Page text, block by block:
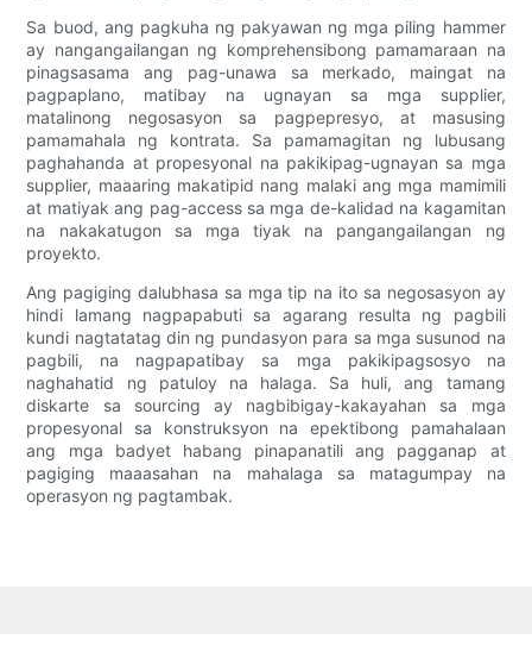
Sa buod, ang pagkuha ng pakyawan ng mga piling hammer
ay nangangailangan ng komprehensibong pamamaraan na
pinagsasama ang pag-unawa sa merkado, maingat na
pagpaplano, matibay na ugnayan sa mga supplier,
matalinong negosasyon sa pagpepresyo, at masusing
pamamahala ng kontrata. Sa pamamagitan ng lubusang
paghahanda at propesyonal na pakikipag-ugnayan sa mga
supplier, maaaring makatipid nang malaki ang mga mamimili
at matiyak ang pag-access sa mga de-kalidad na kagamitan
na nakakatugon sa mga tiyak na pangangailangan ng
proyekto.
Ang pagiging dalubhasa sa mga tip na ito sa negosasyon ay
hindi lamang nagpapabuti sa agarang resulta ng pagbili
kundi nagtatatag din ng pundasyon para sa mga susunod na
pagbili, na nagpapatibay sa mga pakikipagsosyo na
naghahatid ng patuloy na halaga. Sa huli, ang tamang
diskarte sa sourcing ay nagbibigay-kakayahan sa mga
propesyonal sa konstruksyon na epektibong pamahalaan
ang mga badyet habang pinapanatili ang pagganap at
pagiging maaasahan na mahalaga sa matagumpay na
operasyon ng pagtambak.